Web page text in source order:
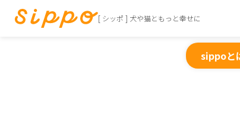
[ シッポ ] 犬や猫ともっと幸せに
sippoと